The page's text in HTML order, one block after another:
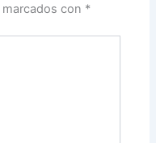
con *